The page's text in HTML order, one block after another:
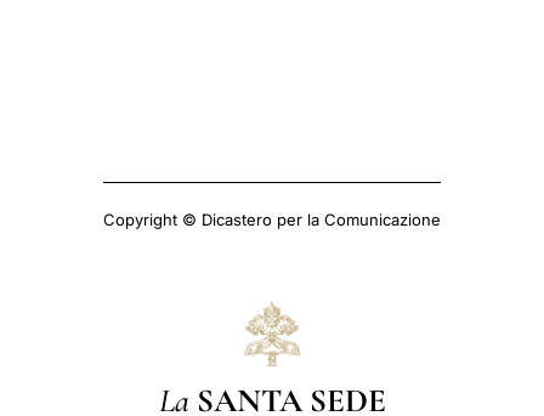
Copyright © Dicastero per la Comunicazione
La SANTA SEDE